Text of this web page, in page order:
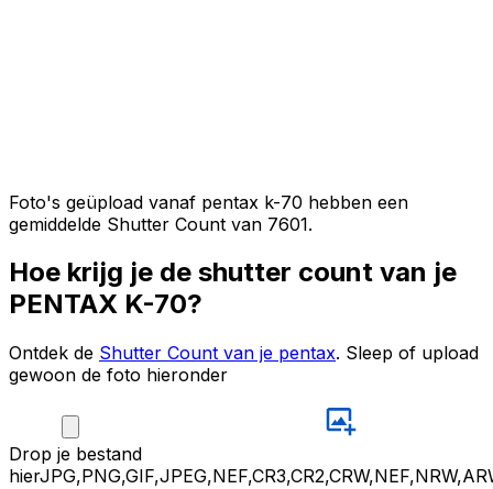
Foto's geüpload vanaf pentax k-70 hebben een
gemiddelde Shutter Count van 7601.
Hoe krijg je de shutter count van je
PENTAX K-70?
Ontdek de Shutter Count van je pentax. Sleep of upload
gewoon de foto hieronder
Drop je bestand
hier